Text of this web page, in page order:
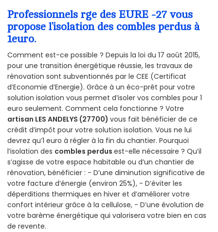
Professionnels rge des EURE -27 vous
propose l’isolation des combles perdus à
1euro.
Comment est-ce possible ? Depuis la loi du 17 août 2015,
pour une transition énergétique réussie, les travaux de
rénovation sont subventionnés par le CEE (Certificat
d’Economie d’Energie). Grâce à un éco-prêt pour votre
solution isolation vous permet d’isoler vos combles pour 1
euro seulement. Comment cela fonctionne ? Votre
artisan LES ANDELYS (27700) vous fait bénéficier de ce
crédit d’impôt pour votre solution isolation. Vous ne lui
devrez qu’1 euro à régler à la fin du chantier. Pourquoi
l’isolation des combles perdus est-elle nécessaire ? Qu’il
s’agisse de votre espace habitable ou d’un chantier de
rénovation, bénéficier : - D’une diminution significative de
votre facture d’énergie (environ 25%), - D’éviter les
déperditions thermiques en hiver et d’améliorer votre
confort intérieur grâce à la cellulose, - D’une évolution de
votre barème énergétique qui valorisera votre bien en cas
de revente.